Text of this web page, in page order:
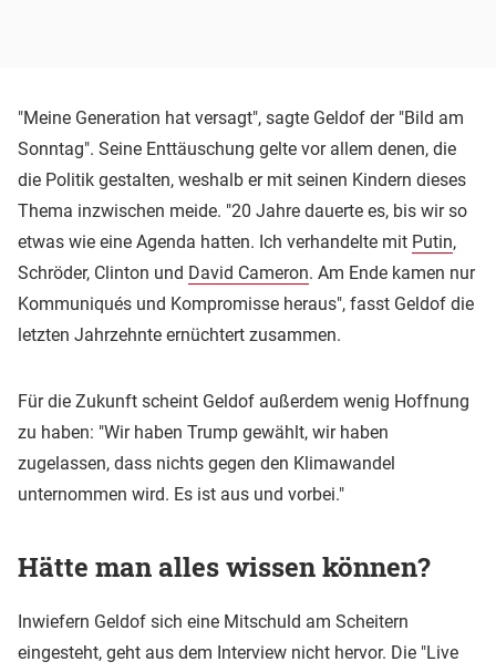
"Meine Generation hat versagt", sagte Geldof der "Bild am
Sonntag". Seine Enttäuschung gelte vor allem denen, die
die Politik gestalten, weshalb er mit seinen Kindern dieses
Thema inzwischen meide. "20 Jahre dauerte es, bis wir so
etwas wie eine Agenda hatten. Ich verhandelte mit Putin,
Schröder, Clinton und David Cameron. Am Ende kamen nur
Kommuniqués und Kompromisse heraus", fasst Geldof die
letzten Jahrzehnte ernüchtert zusammen.
Für die Zukunft scheint Geldof außerdem wenig Hoffnung
zu haben: "Wir haben Trump gewählt, wir haben
zugelassen, dass nichts gegen den Klimawandel
unternommen wird. Es ist aus und vorbei."
Hätte man alles wissen können?
Inwiefern Geldof sich eine Mitschuld am Scheitern
eingesteht, geht aus dem Interview nicht hervor. Die "Live